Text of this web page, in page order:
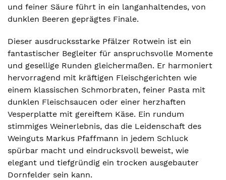
und feiner Säure führt in ein langanhaltendes, von
dunklen Beeren geprägtes Finale.
Dieser ausdrucksstarke Pfälzer Rotwein ist ein
fantastischer Begleiter für anspruchsvolle Momente
und gesellige Runden gleichermaßen. Er harmoniert
hervorragend mit kräftigen Fleischgerichten wie
einem klassischen Schmorbraten, feiner Pasta mit
dunklen Fleischsaucen oder einer herzhaften
Vesperplatte mit gereiftem Käse. Ein rundum
stimmiges Weinerlebnis, das die Leidenschaft des
Weinguts Markus Pfaffmann in jedem Schluck
spürbar macht und eindrucksvoll beweist, wie
elegant und tiefgründig ein trocken ausgebauter
Dornfelder sein kann.